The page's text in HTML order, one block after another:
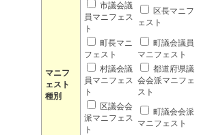
マニフ
ェスト
種別
市議会議
員マニフェス
ト
区長マニフ
ェスト
町長マニ
フェスト
町議会議員
マニフェスト
村議会議
員マニフェス
ト
都道府県議
会会派マニフェ
スト
区議会会
派マニフェス
ト
町議会会派
マニフェスト